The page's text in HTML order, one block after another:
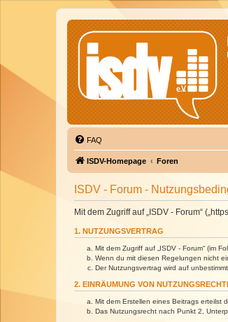
FAQ
ISDV-Homepage Foren
ISDV - Forum -
Mit dem Zugriff auf „ISDV - Forum“
1. NUTZUNGSVERTRAG
Mit dem Zugriff auf „ISDV - Forum“ (im
Wenn du mit diesen Regelungen nicht
Der Nutzungsvertrag wird auf
2. EINRÄUMUNG VON
Mit dem Erstellen eines Beitrags erteilst
Das Nutzungsrecht nach Punkt 2,